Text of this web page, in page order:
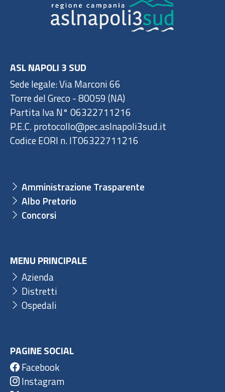
ASL NAPOLI 3 SUD
Sede legale: Via Marconi 66
Torre del Greco - 80059 (NA)
Partita Iva N° 06322711216
P.E.C. protocollo@pec.aslnapoli3sud.it
Codice EORI n. IT06322711216
Amministrazione Trasparente
Albo Pretorio
Concorsi
MENU PRINCIPALE
Azienda
Distretti
Ospedali
PAGINE SOCIAL
Facebook
Instagram